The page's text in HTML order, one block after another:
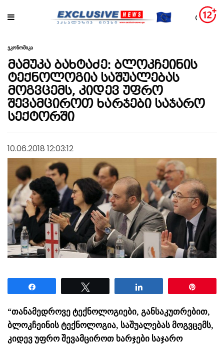
ეკონომიკა
მამუკა ბახტაძე: ბლოკჩეინის
ტექნოლოგია საშუალებას
მოგვცემს, კიდევ უფრო
შევამციროთ ხარჯები საჯარო
სექტორში
10.06.2018 12:03:12
“თანამედროვე ტექნოლოგიები, განსაკუთრებით,
ბლოკჩეინის ტექნოლოგია, საშუალებას მოგვცემს,
კიდევ უფრო შევამციროთ ხარჯები საჯარო